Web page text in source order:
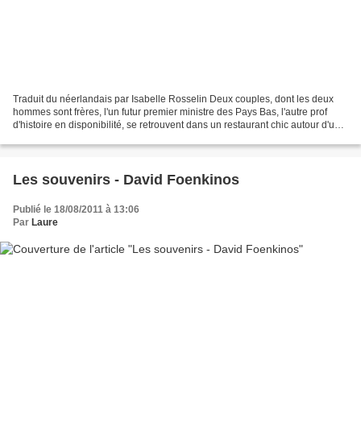
Traduit du néerlandais par Isabelle Rosselin Deux couples, dont les deux
hommes sont frères, l'un futur premier ministre des Pays Bas, l'autre prof
d'histoire en disponibilité, se retrouvent dans un restaurant chic autour d'un
Les souvenirs - David Foenkinos
Publié le 18/08/2011 à 13:06
Par Laure